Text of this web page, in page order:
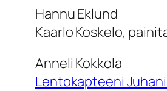
Hannu Eklund
Kaarlo Koskelo,
Anneli Kokkola
Lentokapteeni Juhani